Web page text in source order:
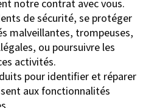
notre contrat avec vous.
de sécurité, se protéger
malveillantes, trompeuses,
ou poursuivre les
activités.
pour identifier et réparer
aux fonctionnalités